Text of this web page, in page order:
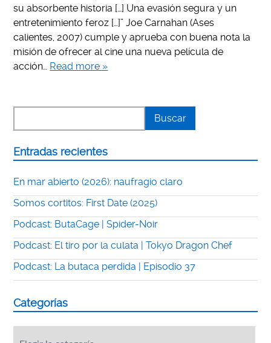
su absorbente historia […] Una evasión segura y un
entretenimiento feroz […]” Joe Carnahan (Ases
calientes, 2007) cumple y aprueba con buena nota la
misión de ofrecer al cine una nueva película de
acción… Read more »
Entradas recientes
En mar abierto (2026): naufragio claro
Somos cortitos: First Date (2025)
Podcast: ButaCage | Spider-Noir
Podcast: El tiro por la culata | Tokyo Dragon Chef
Podcast: La butaca perdida | Episodio 37
Categorías